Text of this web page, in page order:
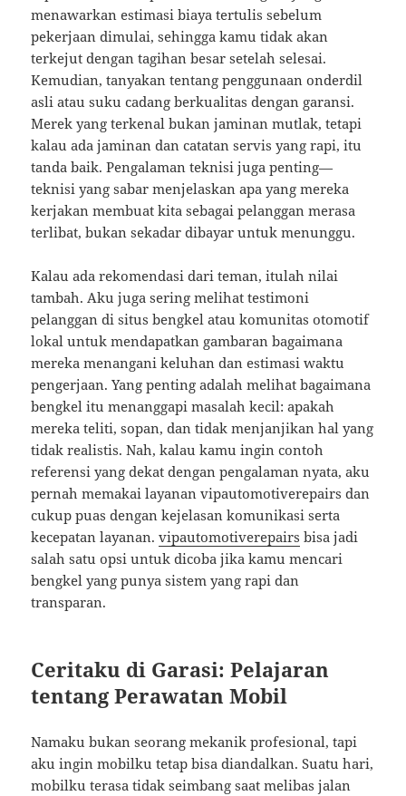
menawarkan estimasi biaya tertulis sebelum
pekerjaan dimulai, sehingga kamu tidak akan
terkejut dengan tagihan besar setelah selesai.
Kemudian, tanyakan tentang penggunaan onderdil
asli atau suku cadang berkualitas dengan garansi.
Merek yang terkenal bukan jaminan mutlak, tetapi
kalau ada jaminan dan catatan servis yang rapi, itu
tanda baik. Pengalaman teknisi juga penting—
teknisi yang sabar menjelaskan apa yang mereka
kerjakan membuat kita sebagai pelanggan merasa
terlibat, bukan sekadar dibayar untuk menunggu.
Kalau ada rekomendasi dari teman, itulah nilai
tambah. Aku juga sering melihat testimoni
pelanggan di situs bengkel atau komunitas otomotif
lokal untuk mendapatkan gambaran bagaimana
mereka menangani keluhan dan estimasi waktu
pengerjaan. Yang penting adalah melihat bagaimana
bengkel itu menanggapi masalah kecil: apakah
mereka teliti, sopan, dan tidak menjanjikan hal yang
tidak realistis. Nah, kalau kamu ingin contoh
referensi yang dekat dengan pengalaman nyata, aku
pernah memakai layanan vipautomotiverepairs dan
cukup puas dengan kejelasan komunikasi serta
kecepatan layanan.vipautomotiverepairs bisa jadi
salah satu opsi untuk dicoba jika kamu mencari
bengkel yang punya sistem yang rapi dan
transparan.
Ceritaku di Garasi: Pelajaran
tentang Perawatan Mobil
Namaku bukan seorang mekanik profesional, tapi
aku ingin mobilku tetap bisa diandalkan. Suatu hari,
mobilku terasa tidak seimbang saat melibas jalan